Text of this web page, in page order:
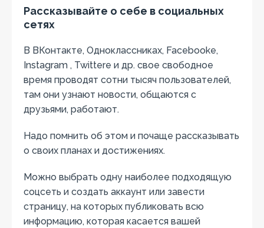
Рассказывайте о себе в социальных
сетях
В ВКонтакте, Одноклассниках, Facebooke,
Instagram , Twittere и др. свое свободное
время проводят сотни тысяч пользователей,
там они узнают новости, общаются с
друзьями, работают.
Надо помнить об этом и почаще рассказывать
о своих планах и достижениях.
Можно выбрать одну наиболее подходящую
соцсеть и создать аккаунт или завести
страницу, на которых публиковать всю
информацию, которая касается вашей